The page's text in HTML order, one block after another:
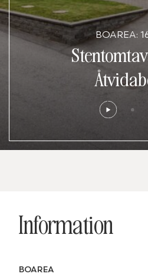
BOAREA:
Information
BOAREA